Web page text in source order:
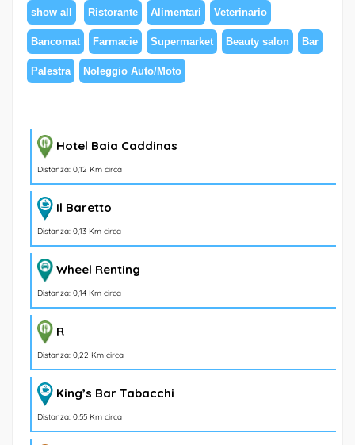
show all Ristorante Alimentari Veterinario
Bancomat Farmacie Supermarket Beauty salon Bar
Palestra Noleggio Auto/Moto
Hotel Baia Caddinas
Distanza: 0,12 Km circa
Il Baretto
Distanza: 0,13 Km circa
Wheel Renting
Distanza: 0,14 Km circa
R
Distanza: 0,22 Km circa
King’s Bar Tabacchi
Distanza: 0,55 Km circa